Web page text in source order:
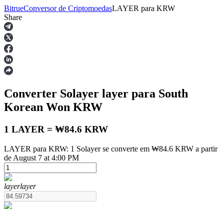
Futuros
Futuros de USDT
BitrueConversor de CriptomoedasLAYER para KRW
Share
Converter Solayer layer para South
Korean Won KRW
1 LAYER = ₩84.6 KRW
LAYER para KRW: 1 Solayer se converte em ₩84.6 KRW a partir
de August 7 at 4:00 PM
layerlayer